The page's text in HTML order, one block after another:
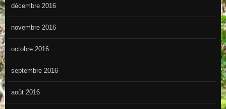
décembre 2016
novembre 2016
octobre 2016
septembre 2016
août 2016